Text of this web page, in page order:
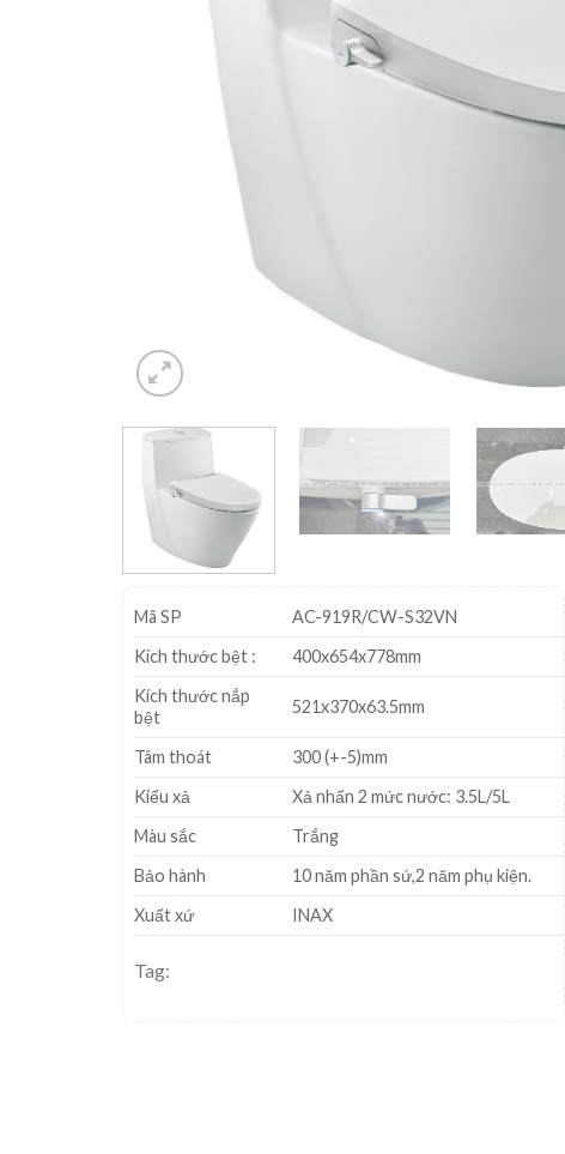
Mã SP
AC-919R/CW-S32VN
Kích thước bệt :
400x654x778mm
Kích thước nắp
bệt
521x370x63.5mm
Tâm thoát
300 (+-5)mm
Kiểu xả
Xả nhấn 2 mức nước: 3.5L/5L
Màu sắc
Trắng
Bảo hành
10 năm phần sứ,2 năm phụ kiện.
Xuất xứ
INAX
Tag: